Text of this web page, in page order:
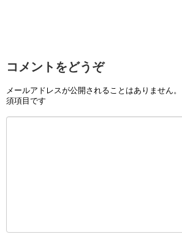
コメントをどうぞ
メールアドレスが公開されることはありません。
須項目です